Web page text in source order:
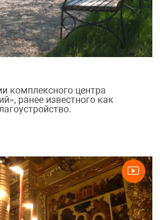
комплексного центра
ранее известного как